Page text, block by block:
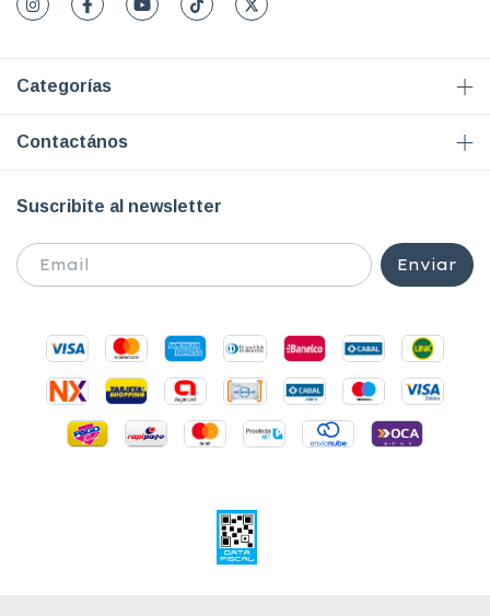
Categorías
Contactános
Suscribite al newsletter